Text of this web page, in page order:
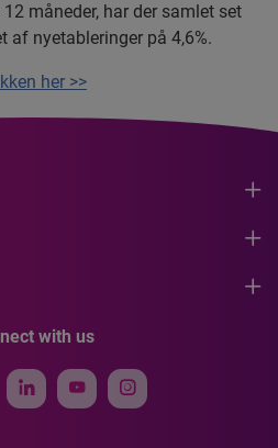
måneder, har der samlet set
nyetableringer på 4,6%.
her >>
with us